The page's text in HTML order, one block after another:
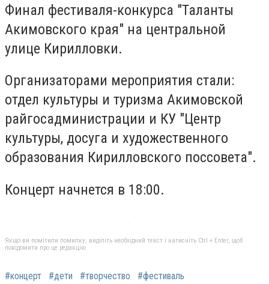
Финал фестиваля-конкурса "Таланты
Акимовского края" на центральной
улице Кирилловки.
Организаторами мероприятия стали:
отдел культуры и туризма Акимовской
райгосадминистрации и КУ "Центр
культуры, досуга и художественного
образования Кирилловского поссовета".
Концерт начнется в 18:00.
Якщо ви помітили помилку, виділіть необхідний текст і натисніть Ctrl + Enter, щоб
повідомити про це редакцію
#концерт #дети #творчество #фестиваль